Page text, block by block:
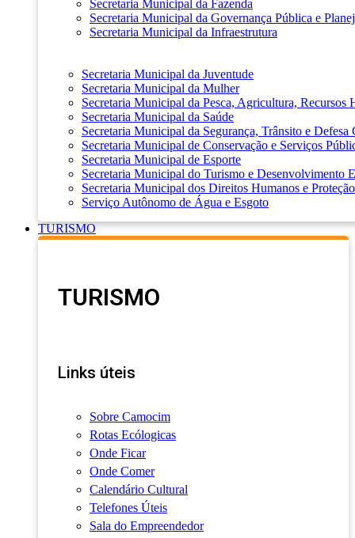
Secretaria Municipal da Fazenda
Secretaria Municipal da Governança Pública e
Secretaria Municipal da Infraestrutura
Secretaria Municipal da Juventude
Secretaria Municipal da Mulher
Secretaria Municipal da Pesca, Agricultura, Recursos
Secretaria Municipal da Saúde
Secretaria Municipal da Segurança, Trânsito e Defesa
Secretaria Municipal de Conservação e Serviços
Secretaria Municipal de Esporte
Secretaria Municipal do Turismo e Desenvolvimento
Secretaria Municipal dos Direitos Humanos e
Serviço Autônomo de Água e Esgoto
TURISMO
TURISMO
Links úteis
Sobre Camocim
Rotas Ecólogicas
Onde Ficar
Onde Comer
Calendário Cultural
Telefones Úteis
Sala do Empreendedor